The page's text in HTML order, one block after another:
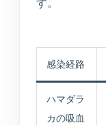
す。
感染経路
ハマダラ
カの吸血